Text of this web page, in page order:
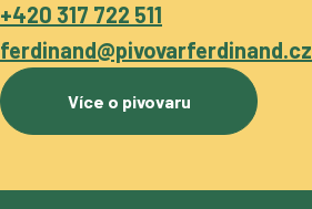
+420 317 722 511
ferdinand@pivovarferdinand.cz
Více o pivovaru